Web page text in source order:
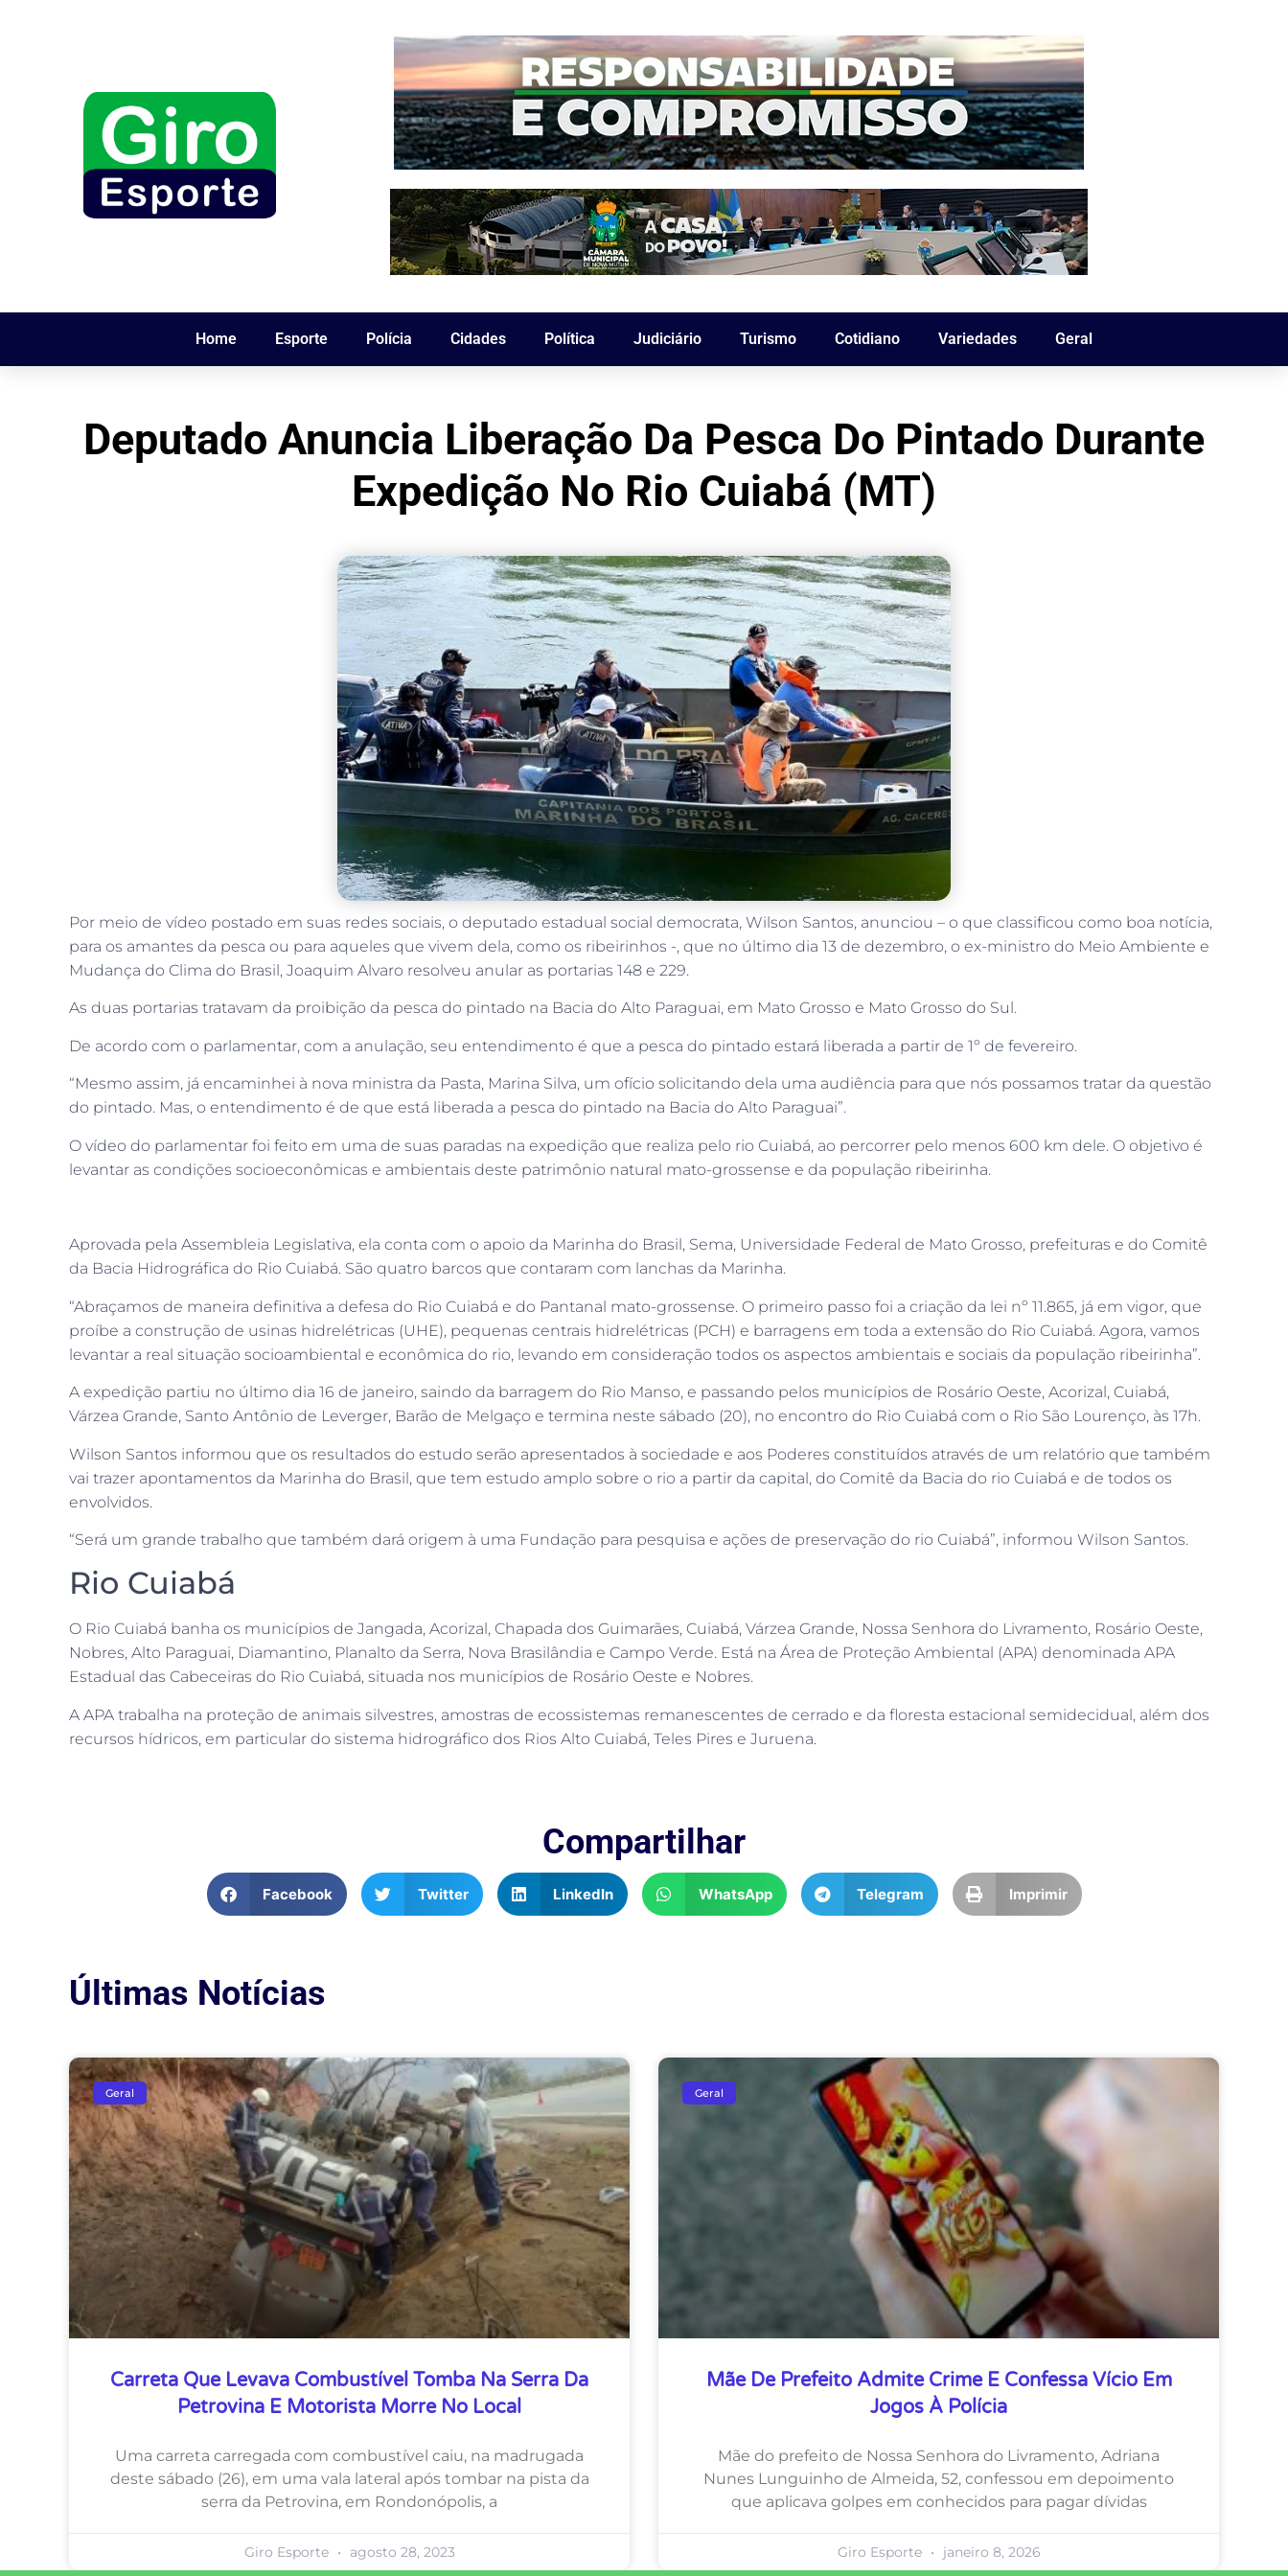
Home Esporte Polícia Cidades Política Judiciário Turismo Cotidiano Variedades Geral
Deputado Anuncia Liberação Da Pesca Do Pintado Durante
Expedição No Rio Cuiabá (MT)
Por meio de vídeo postado em suas redes sociais, o deputado estadual social democrata, Wilson Santos, anunciou – o que classificou como boa notícia,
para os amantes da pesca ou para aqueles que vivem dela, como os ribeirinhos -, que no último dia 13 de dezembro, o ex-ministro do Meio Ambiente e
Mudança do Clima do Brasil, Joaquim Alvaro resolveu anular as portarias 148 e 229.
As duas portarias tratavam da proibição da pesca do pintado na Bacia do Alto Paraguai, em Mato Grosso e Mato Grosso do Sul.
De acordo com o parlamentar, com a anulação, seu entendimento é que a pesca do pintado estará liberada a partir de 1º de fevereiro.
“Mesmo assim, já encaminhei à nova ministra da Pasta, Marina Silva, um ofício solicitando dela uma audiência para que nós possamos tratar da questão
do pintado. Mas, o entendimento é de que está liberada a pesca do pintado na Bacia do Alto Paraguai”.
O vídeo do parlamentar foi feito em uma de suas paradas na expedição que realiza pelo rio Cuiabá, ao percorrer pelo menos 600 km dele. O objetivo é
levantar as condições socioeconômicas e ambientais deste patrimônio natural mato-grossense e da população ribeirinha.
Aprovada pela Assembleia Legislativa, ela conta com o apoio da Marinha do Brasil, Sema, Universidade Federal de Mato Grosso, prefeituras e do Comitê
da Bacia Hidrográfica do Rio Cuiabá. São quatro barcos que contaram com lanchas da Marinha.
“Abraçamos de maneira definitiva a defesa do Rio Cuiabá e do Pantanal mato-grossense. O primeiro passo foi a criação da lei nº 11.865, já em vigor, que
proíbe a construção de usinas hidrelétricas (UHE), pequenas centrais hidrelétricas (PCH) e barragens em toda a extensão do Rio Cuiabá. Agora, vamos
levantar a real situação socioambiental e econômica do rio, levando em consideração todos os aspectos ambientais e sociais da população ribeirinha”.
A expedição partiu no último dia 16 de janeiro, saindo da barragem do Rio Manso, e passando pelos municípios de Rosário Oeste, Acorizal, Cuiabá,
Várzea Grande, Santo Antônio de Leverger, Barão de Melgaço e termina neste sábado (20), no encontro do Rio Cuiabá com o Rio São Lourenço, às 17h.
Wilson Santos informou que os resultados do estudo serão apresentados à sociedade e aos Poderes constituídos através de um relatório que também
vai trazer apontamentos da Marinha do Brasil, que tem estudo amplo sobre o rio a partir da capital, do Comitê da Bacia do rio Cuiabá e de todos os
envolvidos.
“Será um grande trabalho que também dará origem à uma Fundação para pesquisa e ações de preservação do rio Cuiabá”, informou Wilson Santos.
Rio Cuiabá
O Rio Cuiabá banha os municípios de Jangada, Acorizal, Chapada dos Guimarães, Cuiabá, Várzea Grande, Nossa Senhora do Livramento, Rosário Oeste,
Nobres, Alto Paraguai, Diamantino, Planalto da Serra, Nova Brasilândia e Campo Verde. Está na Área de Proteção Ambiental (APA) denominada APA
Estadual das Cabeceiras do Rio Cuiabá, situada nos municípios de Rosário Oeste e Nobres.
A APA trabalha na proteção de animais silvestres, amostras de ecossistemas remanescentes de cerrado e da floresta estacional semidecidual, além dos
recursos hídricos, em particular do sistema hidrográfico dos Rios Alto Cuiabá, Teles Pires e Juruena.
Compartilhar
Facebook Twitter LinkedIn WhatsApp Telegram Imprimir
Últimas Notícias
Geral
Carreta Que Levava Combustível Tomba Na Serra Da
Petrovina E Motorista Morre No Local
Uma carreta carregada com combustível caiu, na madrugada
deste sábado (26), em uma vala lateral após tombar na pista da
serra da Petrovina, em Rondonópolis, a
Giro Esporte agosto 28, 2023
Geral
Mãe De Prefeito Admite Crime E Confessa Vício Em
Jogos À Polícia
Mãe do prefeito de Nossa Senhora do Livramento, Adriana
Nunes Lunguinho de Almeida, 52, confessou em depoimento
que aplicava golpes em conhecidos para pagar dívidas
Giro Esporte janeiro 8, 2026